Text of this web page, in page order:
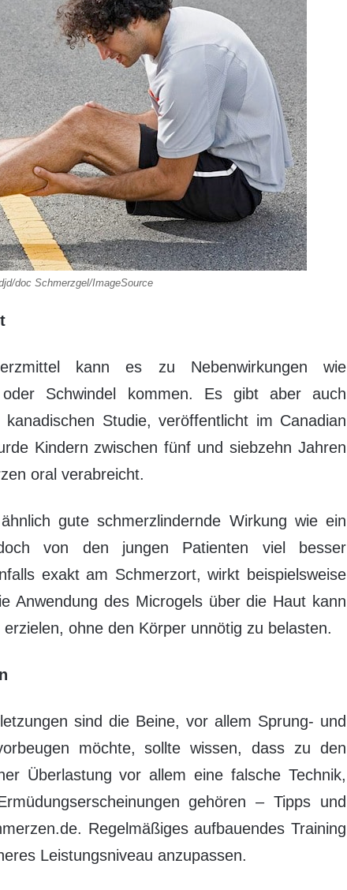
doc Schmerzgel/ImageSource
kann es zu Nebenwirkungen wie
oder Schwindel kommen. Es gibt aber auch
Studie, veröffentlicht im Canadian
Kindern zwischen fünf und siebzehn Jahren
oral verabreicht.
gute schmerzlindernde Wirkung wie ein
von den jungen Patienten viel besser
exakt am Schmerzort, wirkt beispielsweise
Anwendung des Microgels über die Haut kann
ohne den Körper unnötig zu belasten.
sind die Beine, vor allem Sprung- und
möchte, sollte wissen, dass zu den
Überlastung vor allem eine falsche Technik,
gehören – Tipps und
Regelmäßiges aufbauendes Training
Leistungsniveau anzupassen.